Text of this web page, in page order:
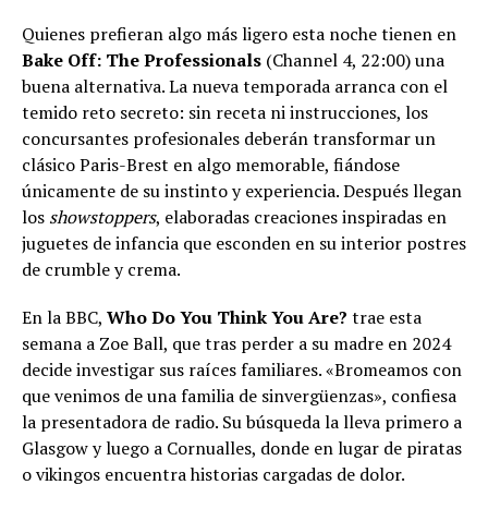
Quienes prefieran algo más ligero esta noche tienen en
Bake Off: The Professionals (Channel 4, 22:00) una
buena alternativa. La nueva temporada arranca con el
temido reto secreto: sin receta ni instrucciones, los
concursantes profesionales deberán transformar un
clásico Paris-Brest en algo memorable, fiándose
únicamente de su instinto y experiencia. Después llegan
los showstoppers, elaboradas creaciones inspiradas en
juguetes de infancia que esconden en su interior postres
de crumble y crema.
En la BBC, Who Do You Think You Are? trae esta
semana a Zoe Ball, que tras perder a su madre en 2024
decide investigar sus raíces familiares. «Bromeamos con
que venimos de una familia de sinvergüenzas», confiesa
la presentadora de radio. Su búsqueda la lleva primero a
Glasgow y luego a Cornualles, donde en lugar de piratas
o vikingos encuentra historias cargadas de dolor.